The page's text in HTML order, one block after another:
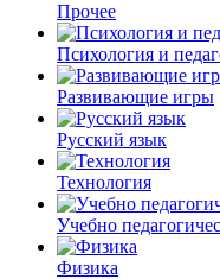
Прочее
Психология и
Развивающие игры
Русский язык
Технология
Учебно
Физика